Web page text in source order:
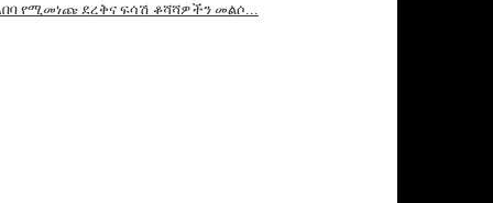
የሚመነጩ ደረቅና ፍሳሽ ቆሻሻዎችን መልሶ...